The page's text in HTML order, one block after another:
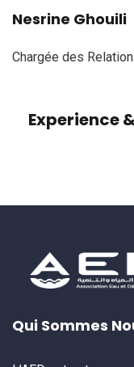
Nesrine Ghouili
Chargée des
Experience
Qui Sommes